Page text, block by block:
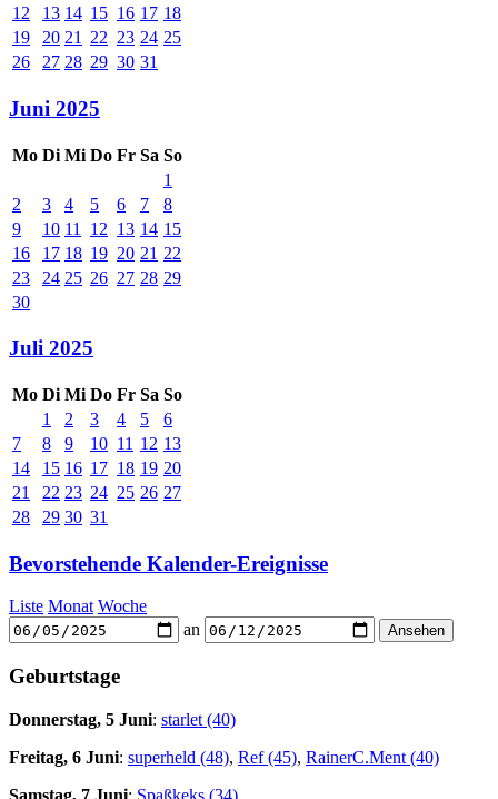
12
13 14 15 16 17 18
19
20 21 22 23 24 25
26
27 28 29 30 31
Juni 2025
Mo Di Mi Do Fr Sa So
1
2
3 4 5 6 7
8
9
10 11 12 13 14 15
16
17 18 19 20 21 22
23
24 25 26 27 28 29
30
Juli 2025
Mo Di Mi Do Fr Sa So
1
2 3 4 5
6
7
8 9 10 11 12 13
14
15 16 17 18 19 20
21
22 23 24 25 26 27
28
29 30 31
Bevorstehende Kalender-Ereignisse
Liste Monat Woche
an
Geburtstage
Donnerstag, 5 Juni: starlet (40)
Freitag, 6 Juni: superheld (48), Ref (45), RainerC.Ment (40)
Samstag, 7 Juni: Spaßkeks (34)